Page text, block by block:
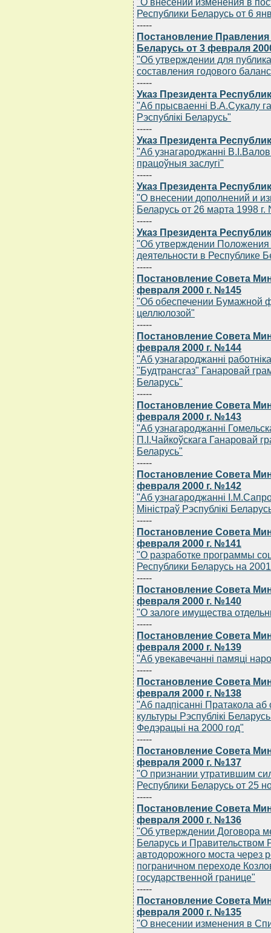
Республики Беларусь от 6
-----
Постановление
Беларусь от 3 февраля
"Об утверждении для
составления годового
-----
Указ Президента
"Аб прысваеннi В.А.Сукалу
Рэспублiкi Беларусь"
-----
Указ Президента
"Аб узнагароджаннi
працоўныя заслугi"
-----
Указ Президента
"О внесении дополнений и
Беларусь от 26 марта 1998 г.
-----
Указ Президента
"Об утверждении Положения
деятельности в Республике
-----
Постановление Совета
февраля 2000 г. №145
"Об обеспечении Бумажной
целлюлозой"
-----
Постановление Совета
февраля 2000 г. №144
"Аб узнагароджаннi
"Будтрансгаз" Ганаровай
Беларусь"
-----
Постановление Совета
февраля 2000 г. №143
"Аб узнагароджаннi
П.I.Чайкоўскага Ганаровай
Беларусь"
-----
Постановление Совета
февраля 2000 г. №142
"Аб узнагароджаннi
Мiнiстраў Рэспублiкi
-----
Постановление Совета
февраля 2000 г. №141
"О разработке программы
Республики Беларусь на
-----
Постановление Совета
февраля 2000 г. №140
"О залоге имущества
-----
Постановление Совета
февраля 2000 г. №139
"Аб увекавечаннi памяцi
-----
Постановление Совета
февраля 2000 г. №138
"Аб падпiсаннi Пратакола
культуры Рэспублiкi
Федэрацыi на 2000 год"
-----
Постановление Совета
февраля 2000 г. №137
"О признании утратившим
Республики Беларусь от 25
-----
Постановление Совета
февраля 2000 г. №136
"Об утверждении Договора
Беларусь и Правительством
автодорожного моста через
пограничном переходе
государственной границе"
-----
Постановление Совета
февраля 2000 г. №135
"О внесении изменения в